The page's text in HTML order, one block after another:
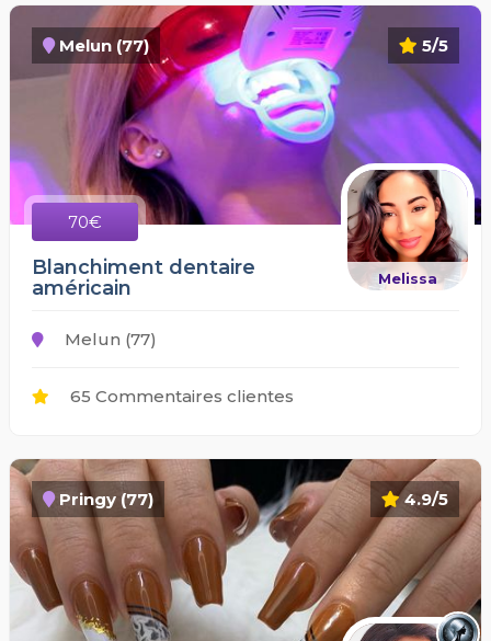
5/5
Melun (77)
70€
Melissa
Blanchiment dentaire
américain
Melun (77)
65 Commentaires clientes
4.9/5
Pringy (77)